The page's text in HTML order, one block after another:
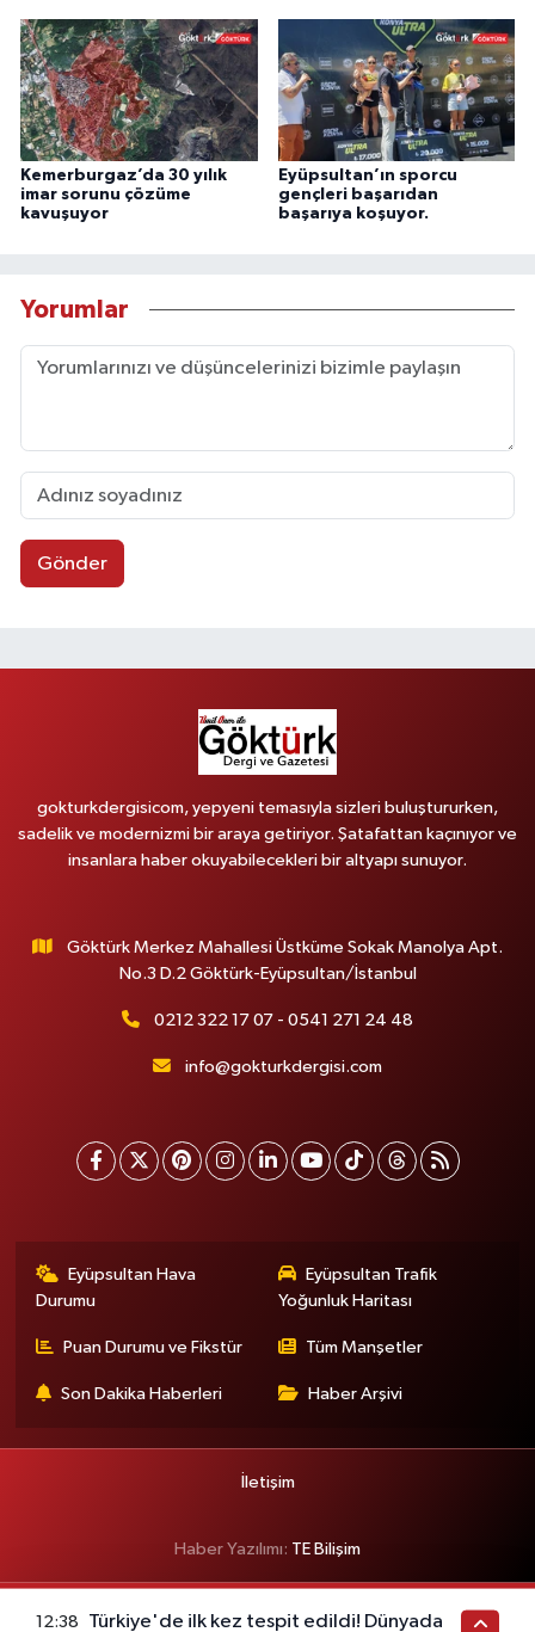
Kemerburgaz’da 30 yılık
imar sorunu çözüme
kavuşuyor
Eyüpsultan’ın sporcu
gençleri başarıdan
başarıya koşuyor.
Yorumlar
Gönder
gokturkdergisicom, yepyeni temasıyla sizleri buluştururken,
sadelik ve modernizmi bir araya getiriyor. Şatafattan kaçınıyor ve
insanlara haber okuyabilecekleri bir altyapı sunuyor.
Göktürk Merkez Mahallesi Üstküme Sokak Manolya Apt.
No.3 D.2 Göktürk-Eyüpsultan/İstanbul
0212 322 17 07 - 0541 271 24 48
info@gokturkdergisi.com
Eyüpsultan Hava
Durumu
Eyüpsultan Trafik
Yoğunluk Haritası
Puan Durumu ve Fikstür Tüm Manşetler
Son Dakika Haberleri Haber Arşivi
İletişim
Haber Yazılımı: TE Bilişim
12:38 Türkiye'de ilk kez tespit edildi! Dünyada